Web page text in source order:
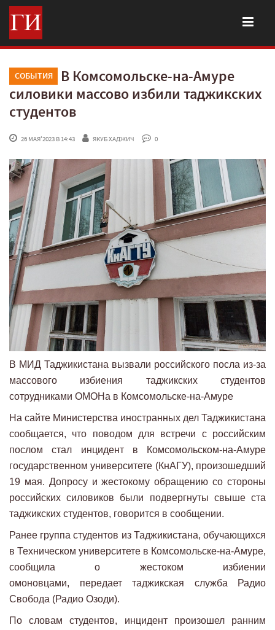
СОБЫТИЯ
В Комсомольске-на-Амуре
силовики массово избили таджикских
студентов
26 МАЯ'2023 В 14:43 ЯКУБ ХАДЖИЧ 0
В МИД Таджикистана вызвали российского посла из-за
массового избиения таджикских студентов
сотрудниками ОМОНа в Комсомольске-на-Амуре
На сайте Министерства иностранных дел Таджикистана
сообщается, что поводом для встречи с российским
послом стал инцидент в Комсомольском-на-Амуре
государственном университете (КнАГУ), произошедший
19 мая. Допросу и жестокому обращению со стороны
российских силовиков были подвергнуты свыше ста
таджикских студентов, говорится в сообщении.
Ранее группа студентов из Таджикистана, обучающихся
в Техническом университете в Комсомольске-на-Амуре,
сообщила о жестоком избиении
омоновцами, передает таджикская служба Радио
Свобода (Радио Озоди).
По словам студентов, инцидент произошел ранним